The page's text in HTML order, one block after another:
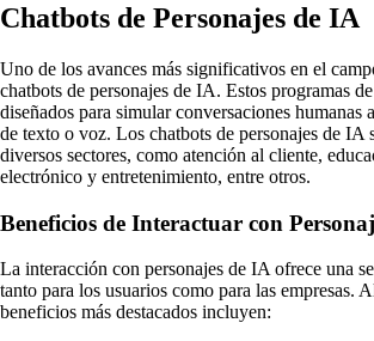
Chatbots de Personajes de IA
Uno de los avances más significativos en el
chatbots de personajes de IA. Estos programas
diseñados para simular conversaciones humanas
de texto o voz. Los chatbots de personajes de IA
diversos sectores, como atención al cliente,
electrónico y entretenimiento, entre otros.
Beneficios de Interactuar con
La interacción con personajes de IA ofrece una
tanto para los usuarios como para las empresas.
beneficios más destacados incluyen: